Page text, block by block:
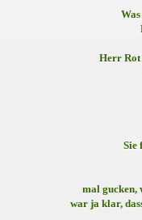
Herr
Sie
mal gucken,
war ja klar,